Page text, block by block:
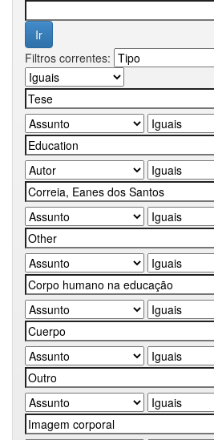
Filtros correntes: